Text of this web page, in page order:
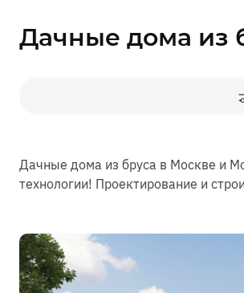
Дачные дома из
Дачные дома из бруса в Москве и
технологии! Проектирование и